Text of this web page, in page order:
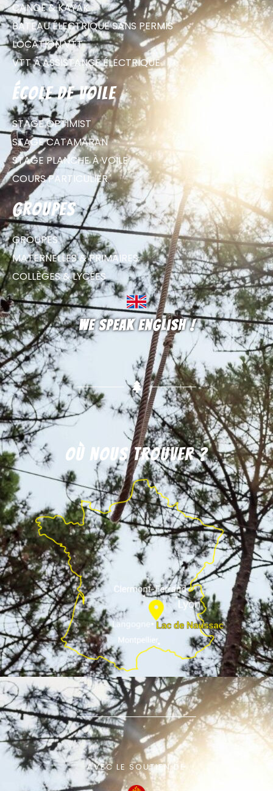
CANOË & KAYAK
BATEAU ÉLECTRIQUE SANS PERMIS
LOCATION VTT
VTT À ASSISTANCE ÉLECTRIQUE
école de voile
STAGE OPTIMIST
STAGE CATAMARAN
STAGE PLANCHE À VOILE
COURS PARTICULIER
groupes
GROUPES
MATERNELLES & PRIMAIRES
COLLÈGES & LYCÉES
We speak english !
Où nous trouver ?
AVEC LE SOUTIEN DE